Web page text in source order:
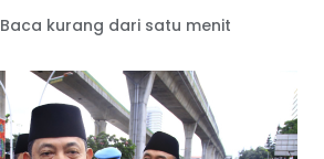
Baca kurang dari satu menit